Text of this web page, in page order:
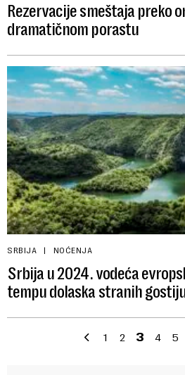
Rezervacije smeštaja preko
dramatičnom porastu
SRBIJA NOĆENJA
Srbija u 2024. vodeća
tempu dolaska stranih
1 2 3 4 5